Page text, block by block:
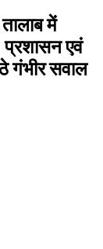
में
एवं
गंभीर सवाल